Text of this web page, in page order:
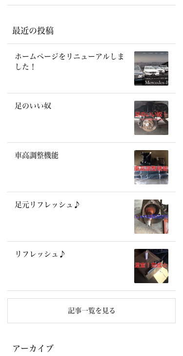
最近の投稿
ホームページをリニューアルしま
した！
足のいい奴
車高調整機能
足元リフレッシュ♪
リフレッシュ♪
記事一覧を見る
アーカイブ